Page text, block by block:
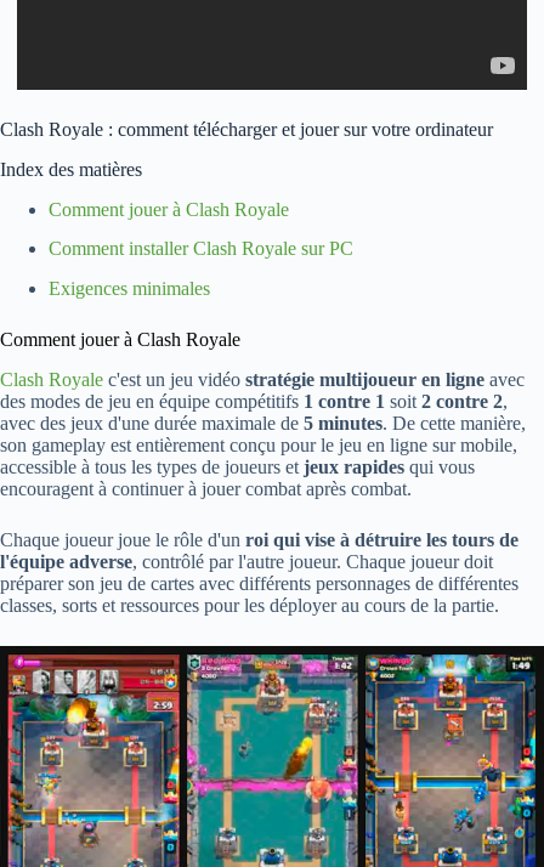
Clash Royale : comment télécharger et jouer sur votre ordinateur
Index des matières
Comment jouer à Clash Royale
Comment installer Clash Royale sur PC
Exigences minimales
Comment jouer à Clash Royale
Clash Royale c'est un jeu vidéo stratégie multijoueur en ligne avec
des modes de jeu en équipe compétitifs 1 contre 1 soit 2 contre 2,
avec des jeux d'une durée maximale de 5 minutes. De cette manière,
son gameplay est entièrement conçu pour le jeu en ligne sur mobile,
accessible à tous les types de joueurs et jeux rapides qui vous
encouragent à continuer à jouer combat après combat.
Chaque joueur joue le rôle d'un roi qui vise à détruire les tours de
l'équipe adverse, contrôlé par l'autre joueur. Chaque joueur doit
préparer son jeu de cartes avec différents personnages de différentes
classes, sorts et ressources pour les déployer au cours de la partie.